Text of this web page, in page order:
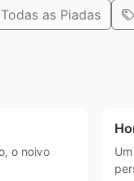
Todas as Piadas
o noivo